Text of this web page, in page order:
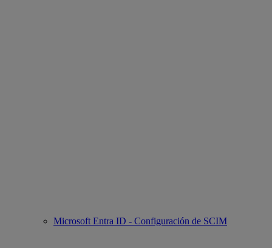
Microsoft Entra ID - Configuración de SCIM